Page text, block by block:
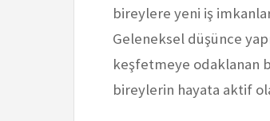
bireylere yeni iş
Geleneksel düşünce
keşfetmeye odaklanan
bireylerin hayata aktif